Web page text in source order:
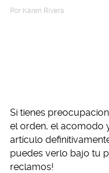
Por Karen Rivera
Si tienes
el orden, el acomodo
artículo
puedes verlo bajo tu
reclamos!